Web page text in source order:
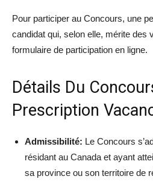
Pour participer au Concours, une
candidat qui, selon elle, mérite des
formulaire de participation en ligne.
Détails Du
Prescription
Admissibilité: Le Concours
résidant au Canada et ayant
sa province ou son territoire de